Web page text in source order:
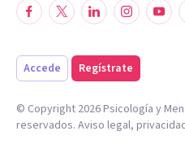
Accede Regístrate
© Copyright 2026Psicología y
reservados. Aviso legal,